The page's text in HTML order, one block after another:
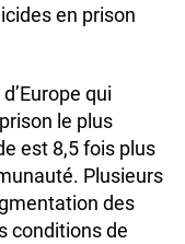
en prison
qui
le plus
est 8,5 fois plus
Plusieurs
des
conditions de